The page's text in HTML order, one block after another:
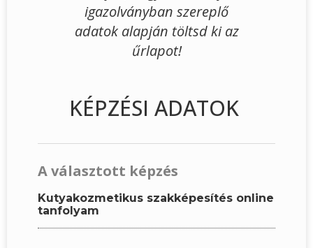
igazolványban szereplő
adatok alapján töltsd ki az
űrlapot!
KÉPZÉSI ADATOK
A választott képzés
Kutyakozmetikus szakképesítés online
tanfolyam